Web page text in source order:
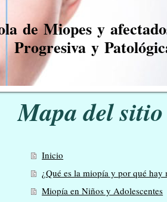
de Miopes y
Progresiva y
Mapa del sitio
Inicio
¿Qué es la miopía y por qué hay
Miopía en Niños y Adolescentes